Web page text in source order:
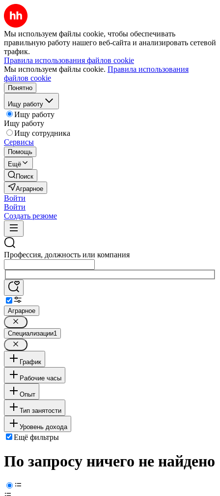
Мы используем файлы cookie, чтобы обеспечивать
правильную работу нашего веб-сайта и анализировать сетевой
трафик.
Правила использования файлов cookie
Мы используем файлы cookie. Правила использования
файлов cookie
Понятно
Ищу работу
Ищу работу
Ищу работу
Ищу сотрудника
Сервисы
Помощь
Ещё
Поиск
Аграрное
Войти
Войти
Создать резюме
Профессия, должность или компания
Аграрное
Специализации1
График
Рабочие часы
Опыт
Тип занятости
Уровень дохода
Ещё фильтры
По запросу ничего не найдено